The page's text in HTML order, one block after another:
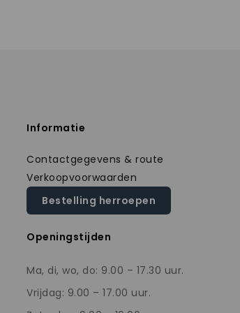
Informatie
Contactgegevens & route
Verkoopvoorwaarden
Bestelling herroepen
Openingstijden
Ma, di, wo, do: 9.00 – 17.30 uur.
Vrijdag: 9.00 – 17.00 uur.